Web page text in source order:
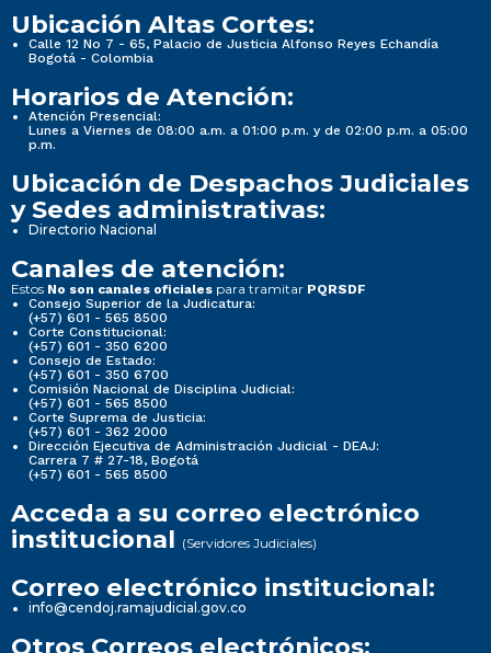
Ubicación Altas Cortes:
Calle 12 No 7 - 65, Palacio de Justicia Alfonso Reyes Echandía
Bogotá - Colombia
Horarios de Atención:
Atención Presencial:
Lunes a Viernes de 08:00 a.m. a 01:00 p.m. y de 02:00 p.m. a 05:00
p.m.
Ubicación de Despachos Judiciales
y Sedes administrativas:
Directorio Nacional
Canales de atención:
Estos No son canales oficiales para tramitar PQRSDF
Consejo Superior de la Judicatura:
(+57) 601 - 565 8500
Corte Constitucional:
(+57) 601 - 350 6200
Consejo de Estado:
(+57) 601 - 350 6700
Comisión Nacional de Disciplina Judicial:
(+57) 601 - 565 8500
Corte Suprema de Justicia:
(+57) 601 - 362 2000
Dirección Ejecutiva de Administración Judicial - DEAJ:
Carrera 7 # 27-18, Bogotá
(+57) 601 - 565 8500
Acceda a su correo electrónico
institucional (Servidores Judiciales)
Correo electrónico institucional:
info@cendoj.ramajudicial.gov.co
Otros Correos electrónicos: